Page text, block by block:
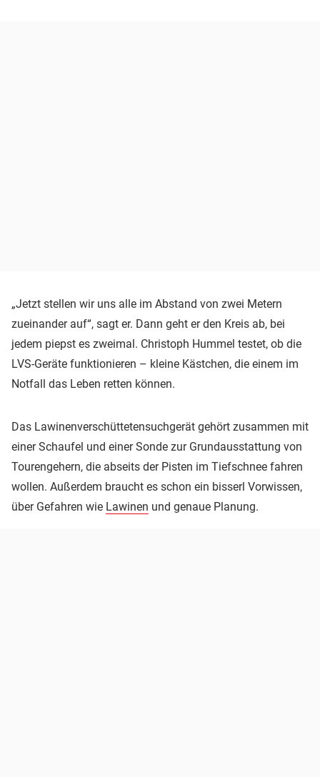
„Jetzt stellen wir uns alle im Abstand von zwei Metern
zueinander auf“, sagt er. Dann geht er den Kreis ab, bei
jedem piepst es zweimal. Christoph Hummel testet, ob die
LVS-Geräte funktionieren – kleine Kästchen, die einem im
Notfall das Leben retten können.
Das Lawinenverschüttetensuchgerät gehört zusammen mit
einer Schaufel und einer Sonde zur Grundausstattung von
Tourengehern, die abseits der Pisten im Tiefschnee fahren
wollen. Außerdem braucht es schon ein bisserl Vorwissen,
über Gefahren wie Lawinen und genaue Planung.